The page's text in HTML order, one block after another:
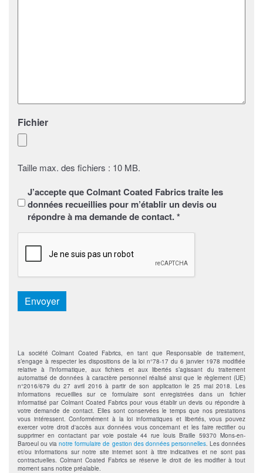
Fichier
Taille max. des fichiers : 10 MB.
Sans
titre*
J’accepte que Colmant Coated Fabrics traite les
données recueillies pour m’établir un devis ou
répondre à ma demande de contact. *
CAPTCHA
Envoyer
La société Colmant Coated Fabrics, en tant que Responsable de traitement,
s’engage à respecter les dispositions de la loi n°78-17 du 6 janvier 1978 modifiée
relative à l’informatique, aux fichiers et aux libertés s’agissant du traitement
automatisé de données à caractère personnel réalisé ainsi que le règlement (UE)
n°2016/679 du 27 avril 2016 à partir de son application le 25 mai 2018. Les
informations recueillies sur ce formulaire sont enregistrées dans un fichier
informatisé par Colmant Coated Fabrics pour vous établir un devis ou répondre à
votre demande de contact. Elles sont conservées le temps que nos prestations
vous intéressent. Conformément à la loi informatiques et libertés, vous pouvez
exercer votre droit d'accès aux données vous concernant et les faire rectifier ou
supprimer en contactant par voie postale 44 rue louis Braille 59370 Mons-en-
Baroeul ou vianotre formulaire de gestion des données personnelles. Les données
et/ou informations sur notre site internet sont à titre indicatives et ne sont pas
contractuelles. Colmant Coated Fabrics se réserve le droit de les modifier à tout
moment sans notice préalable.